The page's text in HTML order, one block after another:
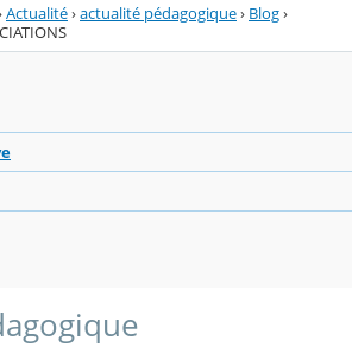
Actualité›actualité pédagogique› Blog›